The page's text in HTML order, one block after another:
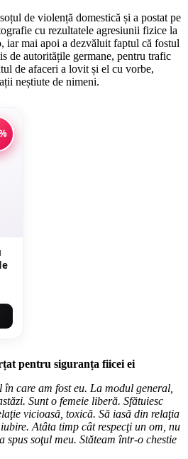
de violență domestică și a postat pe
cu rezultatele agresiunii fizice la
iar mai apoi a dezvăluit faptul că fostul
de autoritățile germane, pentru trafic
de afaceri a lovit și el cu vorbe,
neștiute de nimeni.
pentru siguranța fiicei ei
în care am fost eu. La modul general,
Sunt o femeie liberă. Sfătuiesc
vicioasă, toxică. Să iasă din relaţia
Atâta timp cât respecţi un om, nu
spus soţul meu. Stăteam într-o chestie